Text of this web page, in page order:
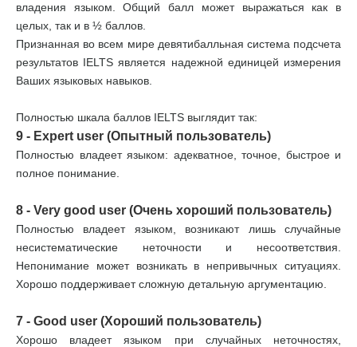
владения языком. Общий балл может выражаться как в
целых, так и в ½ баллов.
Признанная во всем мире девятибалльная система подсчета
результатов IELTS является надежной единицей измерения
Ваших языковых навыков.
Полностью шкала баллов IELTS выглядит так:
9 - Expert user (Опытный пользователь)
Полностью владеет языком: адекватное, точное, быстрое и
полное понимание.
8 - Very good user (Очень хороший пользователь)
Полностью владеет языком, возникают лишь случайные
несистематические неточности и несоответствия.
Непонимание может возникать в непривычных ситуациях.
Хорошо поддерживает сложную детальную аргументацию.
7 - Good user (Хороший пользователь)
Хорошо владеет языком при случайных неточностях,